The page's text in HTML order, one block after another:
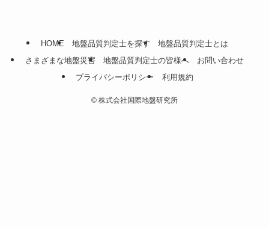
HOME 地盤品質判定士を探す
地盤品質判定士とは
さまざまな地盤災害
地盤品質判定士の皆様へ
お問い合わせ
プライバシーポリシー
利用規約
© 株式会社国際地盤研究所